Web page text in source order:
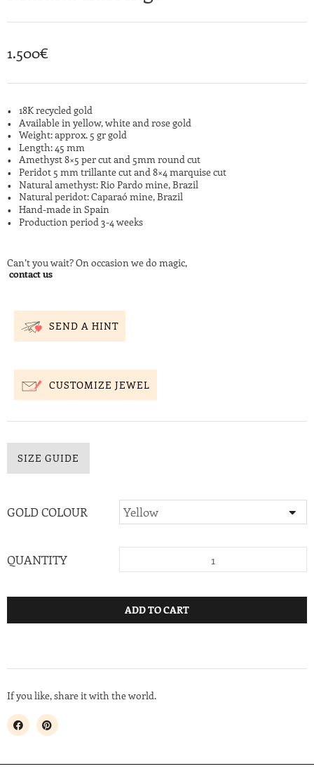
1.500€
18K recycled gold
Available in yellow, white and rose gold
Weight: approx. 5 gr gold
Length: 45 mm
Amethyst 8×5 per cut and 5mm round cut
Peridot 5 mm trillante cut and 8×4 marquise cut
Natural amethyst: Rio Pardo mine, Brazil
Natural peridot: Caparaó mine, Brazil
Hand-made in Spain
Production period 3-4 weeks
Can’t you wait? On occasion we do magic,
contact us
SEND A HINT
CUSTOMIZE JEWEL
SIZE GUIDE
GOLD COLOUR
QUANTITY
ADD TO CART
If you like, share it with the world.